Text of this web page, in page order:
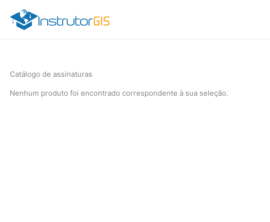
para
conteúdo
Catálogo de assinaturas
Nenhum produto foi encontrado correspondente à sua seleção.